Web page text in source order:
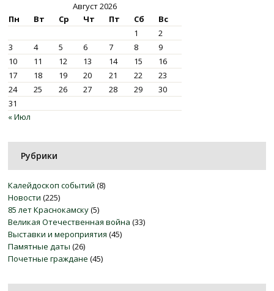
Август 2026
Пн
Вт Ср Чт Пт Сб
Вс
1
2
3
4 5 6 7 8
9
10
11 12 13 14 15
16
17
18 19 20 21 22
23
24
25 26 27 28 29
30
31
« Июл
Рубрики
Калейдоскоп событий (8)
Новости (225)
85 лет Краснокамску(5)
Великая Отечественная война (33)
Выставки и мероприятия (45)
Памятные даты (26)
Почетные граждане (45)